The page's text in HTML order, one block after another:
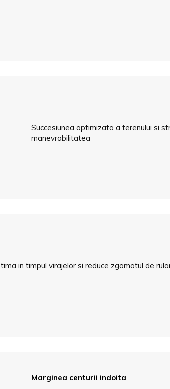
Succesiunea optimizata a terenului si
manevrabilitatea
in timpul virajelor si reduce zgomotul de
Marginea centurii indoita